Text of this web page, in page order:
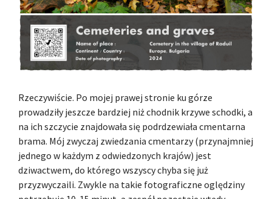
Rzeczywiście. Po mojej prawej stronie ku górze
prowadziły jeszcze bardziej niż chodnik krzywe schodki, a
na ich szczycie znajdowała się podrdzewiała cmentarna
brama. Mój zwyczaj zwiedzania cmentarzy (przynajmniej
jednego w każdym z odwiedzonych krajów) jest
dziwactwem, do którego wszyscy chyba się już
przyzwyczaili. Zwykle na takie fotograficzne oględziny